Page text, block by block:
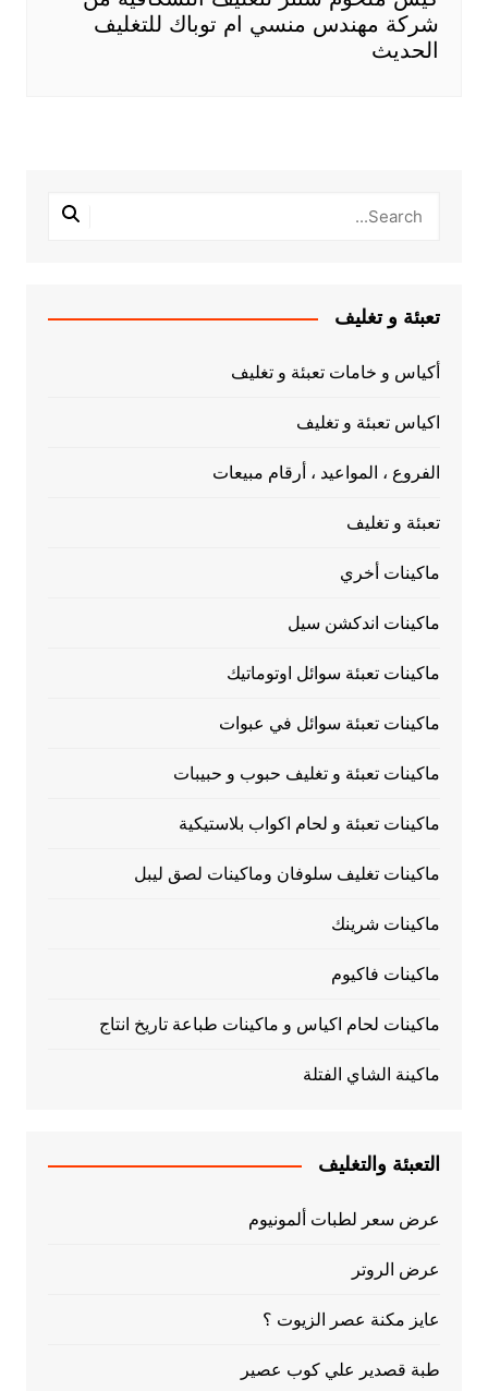
شركة مهندس منسي ام توباك للتغليف
الحديث
تعبئة و تغليف
أكياس و خامات تعبئة و تغليف
اكياس تعبئة و تغليف
الفروع ، المواعيد ، أرقام مبيعات
تعبئة و تغليف
ماكينات أخري
ماكينات اندكشن سيل
ماكينات تعبئة سوائل اوتوماتيك
ماكينات تعبئة سوائل في عبوات
ماكينات تعبئة و تغليف حبوب و حبيبات
ماكينات تعبئة و لحام اكواب بلاستيكية
ماكينات تغليف سلوفان وماكينات لصق ليبل
ماكينات شرينك
ماكينات فاكيوم
ماكينات لحام اكياس و ماكينات طباعة تاريخ انتاج
ماكينة الشاي الفتلة
التعبئة والتغليف
عرض سعر لطبات ألمونيوم
عرض الروتر
عايز مكنة عصر الزيوت ؟
طبة قصدير علي كوب عصير